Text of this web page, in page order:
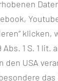
DU
WANN UND
1 S. 1 lit.
den USA
das